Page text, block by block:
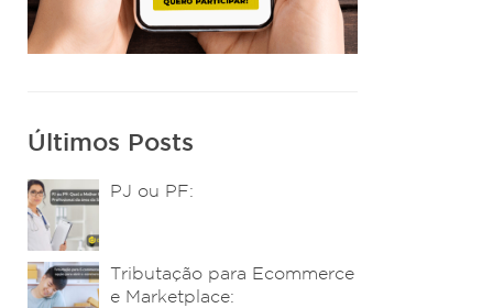
Últimos Posts
PJ ou PF:
Tributação para Ecommerce
e Marketplace: